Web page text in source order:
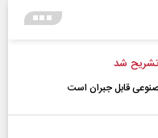
تشریح شد
قابل جبران است